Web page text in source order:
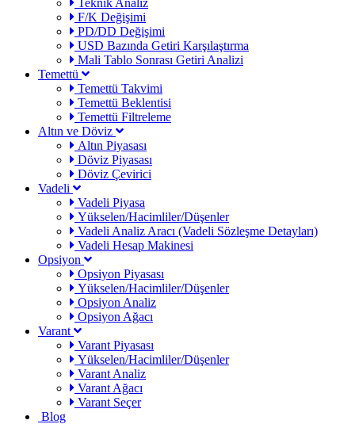
Teknik Analiz
F/K Değişimi
PD/DD Değişimi
USD Bazında Getiri Karşılaştırma
Mali Tablo Sonrası Getiri Analizi
Temettü
Temettü Takvimi
Temettü Beklentisi
Temettü Filtreleme
Altın ve Döviz
Altın Piyasası
Döviz Piyasası
Döviz Çevirici
Vadeli
Vadeli Piyasa
Yükselen/Hacimliler/Düşenler
Vadeli Analiz Aracı (Vadeli Sözleşme Detayları)
Vadeli Hesap Makinesi
Opsiyon
Opsiyon Piyasası
Yükselen/Hacimliler/Düşenler
Opsiyon Analiz
Opsiyon Ağacı
Varant
Varant Piyasası
Yükselen/Hacimliler/Düşenler
Varant Analiz
Varant Ağacı
Varant Seçer
Blog